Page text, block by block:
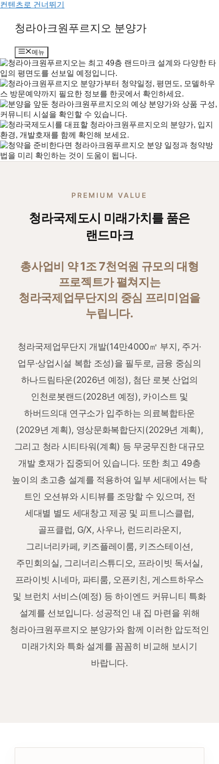
컨텐츠로 건너뛰기
청라아크원푸르지오 분양가
메뉴
PREMIUM VALUE
청라국제도시 미래가치를 품은
랜드마크
총사업비 약 1조 7천억원 규모의 대형
프로젝트가 펼쳐지는
청라국제업무단지의 중심 프리미엄을
누립니다.
청라국제업무단지 개발(14만4000㎡ 부지, 주거·
업무·상업시설 복합 조성)을 필두로, 금융 중심의
하나드림타운(2026년 예정), 첨단 로봇 산업의
인천로봇랜드(2028년 예정), 카이스트 및
하버드의대 연구소가 입주하는 의료복합타운
(2029년 계획), 영상문화복합단지(2029년 계획),
그리고 청라 시티타워(계획) 등 무궁무진한 대규모
개발 호재가 집중되어 있습니다. 또한 최고 49층
높이의 초고층 설계를 적용하여 일부 세대에서는 탁
트인 오션뷰와 시티뷰를 조망할 수 있으며, 전
세대별 별도 세대창고 제공 및 피트니스클럽,
골프클럽, G/X, 사우나, 런드리라운지,
그리너리카페, 키즈플레이룸, 키즈스테이션,
주민회의실, 그리너리스튜디오, 프라이빗 독서실,
프라이빗 시네마, 파티룸, 오픈키친, 게스트하우스
및 브런치 서비스(예정) 등 하이엔드 커뮤니티 특화
설계를 선보입니다. 성공적인 내 집 마련을 위해
청라아크원푸르지오 분양가와 함께 이러한 압도적인
미래가치와 특화 설계를 꼼꼼히 비교해 보시기
바랍니다.